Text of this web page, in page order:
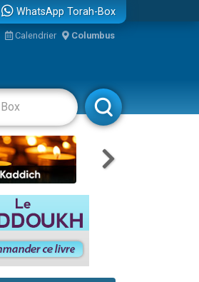
WhatsApp Torah-Box
Calendrier Columbus
Rabbanim